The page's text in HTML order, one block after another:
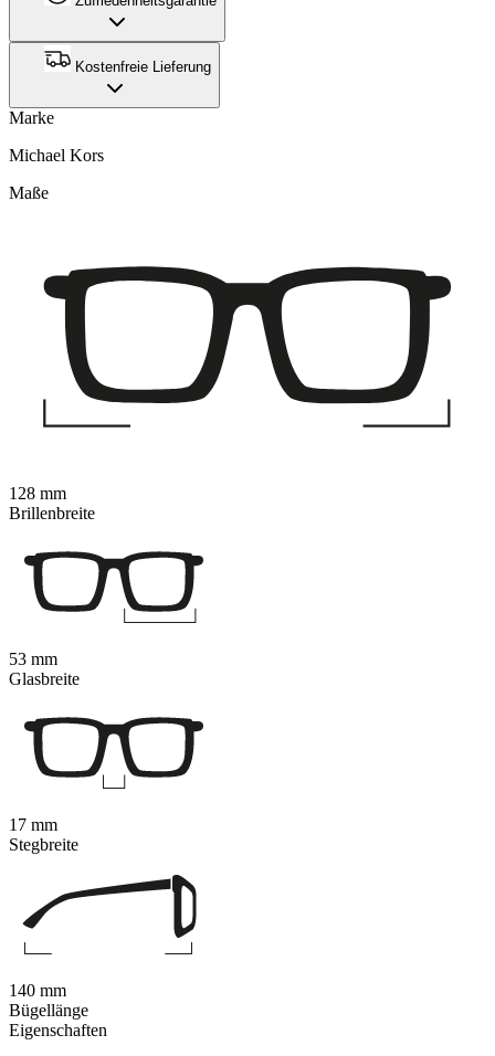
Kostenfreie Lieferung
Marke
Michael Kors
Eigenschaften
Maße
128 mm
Brillenbreite
53 mm
Glasbreite
17 mm
Stegbreite
140 mm
Bügellänge